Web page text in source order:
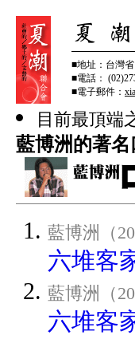
■地址：台灣
■電話：
■電子郵件：
目前最頂端
藍博洲的著
藍博洲（
六堆客
藍博洲（
六堆客